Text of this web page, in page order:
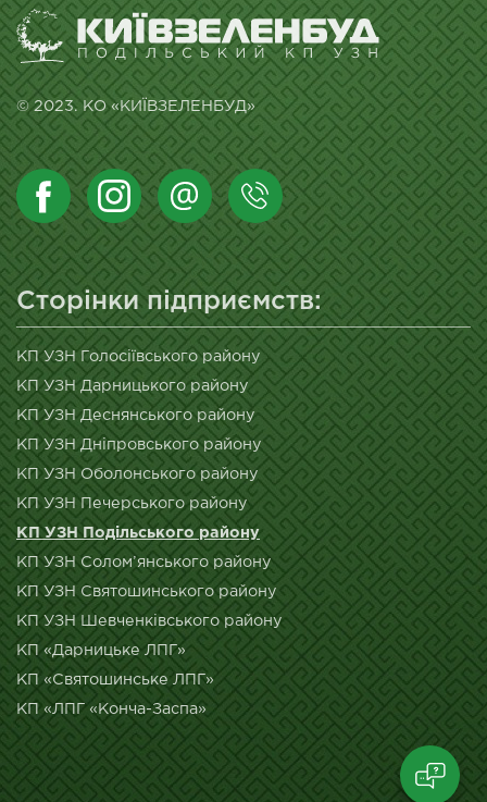
© 2023. КО «КИЇВЗЕЛЕНБУД»
Сторінки підприємств:
КП УЗН Голосіївського району
КП УЗН Дарницького району
КП УЗН Деснянського району
КП УЗН Дніпровського району
КП УЗН Оболонського району
КП УЗН Печерського району
КП УЗН Подільського району
КП УЗН Солом’янського району
КП УЗН Святошинського району
КП УЗН Шевченківського району
КП «Дарницьке ЛПГ»
КП «Святошинське ЛПГ»
КП «ЛПГ «Конча-Заспа»